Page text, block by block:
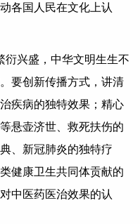
各国人民在文化上认
衍兴盛，中华文明生生不
要创新传播方式，讲清
疾病的独特效果；精心
悬壶济世、救死扶伤的
、新冠肺炎的独特疗
健康卫生共同体贡献的
中医药医治效果的认